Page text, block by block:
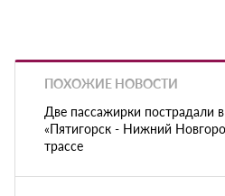
ПОХОЖИЕ НОВОСТИ
Две пассажирки пострадали
«Пятигорск - Нижний
трассе